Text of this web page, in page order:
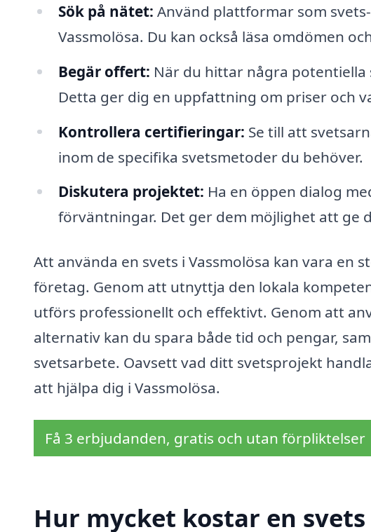
Sök på nätet: Använd plattformar som
Vassmolösa. Du kan också läsa omdömen
Begär offert: När du hittar några
Detta ger dig en uppfattning om priser och
Kontrollera certifieringar: Se till att
inom de specifika svetsmetoder du behöver.
Diskutera projektet: Ha en öppen dialog
förväntningar. Det ger dem möjlighet att ge
Att använda en svets i Vassmolösa kan vara
företag. Genom att utnyttja den lokala
utförs professionellt och effektivt. Genom att
alternativ kan du spara både tid och pengar,
svetsarbete. Oavsett vad ditt svetsprojekt
att hjälpa dig i Vassmolösa.
Få 3 erbjudanden, gratis och utan förpliktelser
Hur mycket kostar en svets